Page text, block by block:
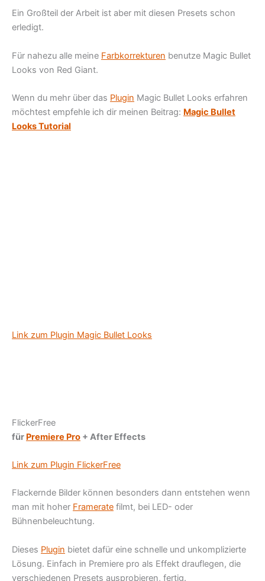
Ein Großteil der Arbeit ist aber mit diesen Presets schon
erledigt.
Für nahezu alle meine Farbkorrekturen benutze Magic Bullet
Looks von Red Giant.
Wenn du mehr über das Plugin Magic Bullet Looks erfahren
möchtest empfehle ich dir meinen Beitrag: Magic Bullet
Looks Tutorial
Link zum Plugin Magic Bullet Looks
FlickerFree
für Premiere Pro + After Effects
Link zum Plugin FlickerFree
Flackernde Bilder können besonders dann entstehen wenn
man mit hoher Framerate filmt, bei LED- oder
Bühnenbeleuchtung.
Dieses Plugin bietet dafür eine schnelle und unkomplizierte
Lösung. Einfach in Premiere pro als Effekt drauflegen, die
verschiedenen Presets ausprobieren, fertig.